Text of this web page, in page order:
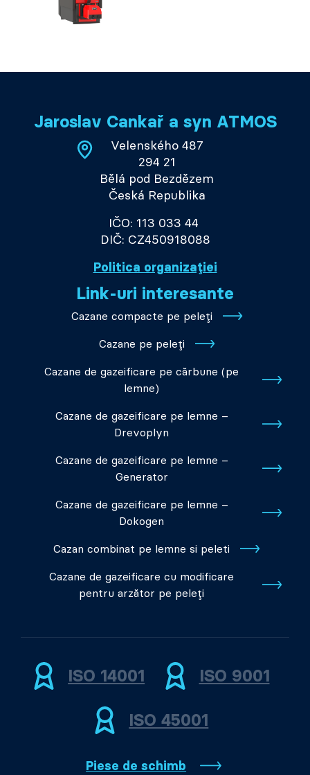
Jaroslav Cankař a syn ATMOS
Velenského 487
294 21
Bělá pod Bezdězem
Česká Republika
IČO: 113 033 44
DIČ: CZ450918088
Politica organizației
Link-uri interesante
Cazane compacte pe peleți
Cazane pe peleți
Cazane de gazeificare pe cărbune (pe
lemne)
Cazane de gazeificare pe lemne –
Drevoplyn
Cazane de gazeificare pe lemne –
Generator
Cazane de gazeificare pe lemne –
Dokogen
Cazan combinat pe lemne si peleti
Cazane de gazeificare cu modificare
pentru arzător pe peleți
ISO 14001 ISO 9001
ISO 45001
Piese de schimb